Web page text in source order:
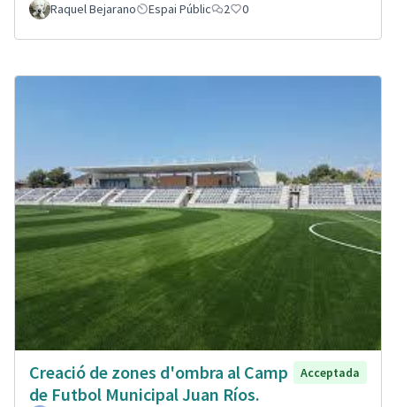
Raquel Bejarano Espai Públic 2 0
Creació de zones d'ombra al Camp
de Futbol Municipal Juan Ríos.
Acceptada